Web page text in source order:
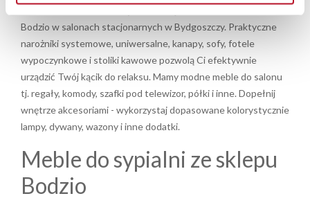
Bodzio w salonach stacjonarnych w Bydgoszczy. Praktyczne
narożniki systemowe, uniwersalne, kanapy, sofy, fotele
wypoczynkowe i stoliki kawowepozwolą Ci efektywnie
urządzić Twój kącik do relaksu. Mamy modne meble do salonu
tj. regały, komody, szafki pod telewizor, półki i inne. Dopełnij
wnętrze akcesoriami - wykorzystaj dopasowane kolorystycznie
lampy, dywany, wazony i inne dodatki.
Meble do sypialni ze sklepu
Bodzio